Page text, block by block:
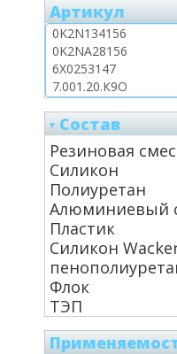
Артикул
Состав
Резиновая
Силикон
Полиуретан
Алюминиевый
Пластик
Силикон
Флок
ТЭП